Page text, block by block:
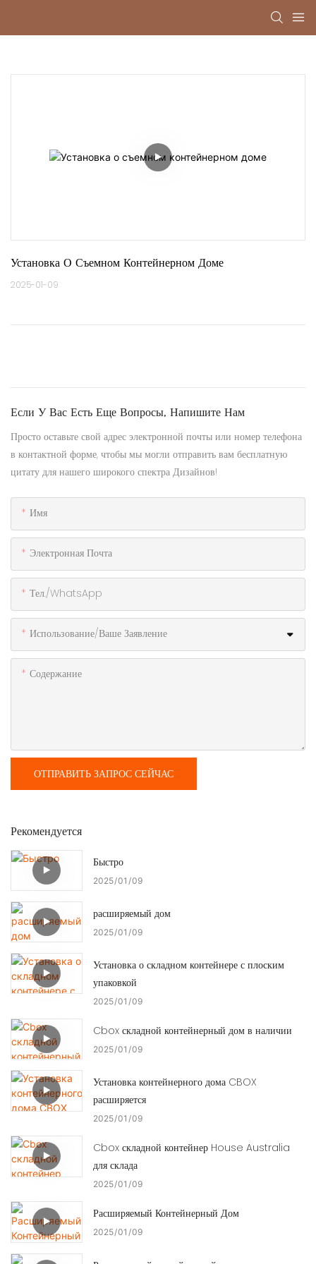
Установка О Съемном Контейнерном Доме
2025-01-09
Если У Вас Есть Еще Вопросы, Напишите Нам
Просто оставьте свой адрес электронной почты или номер телефона
в контактной форме, чтобы мы могли отправить вам бесплатную
цитату для нашего широкого спектра Дизайнов!
Имя
Электронная Почта
Тел./WhatsApp
Использование/ваше Заявление
Содержание
ОТПРАВИТЬ ЗАПРОС СЕЙЧАС
Рекомендуется
Быстро
2025 01 09
расширяемый дом
2025 01 09
Установка о складном контейнере с плоским
упаковкой
2025 01 09
Cbox складной контейнерный дом в наличии
2025 01 09
Установка контейнерного дома CBOX
расширяется
2025 01 09
Cbox складной контейнер House Australia
для склада
2025 01 09
Расширяемый Контейнерный Дом
2025 01 09